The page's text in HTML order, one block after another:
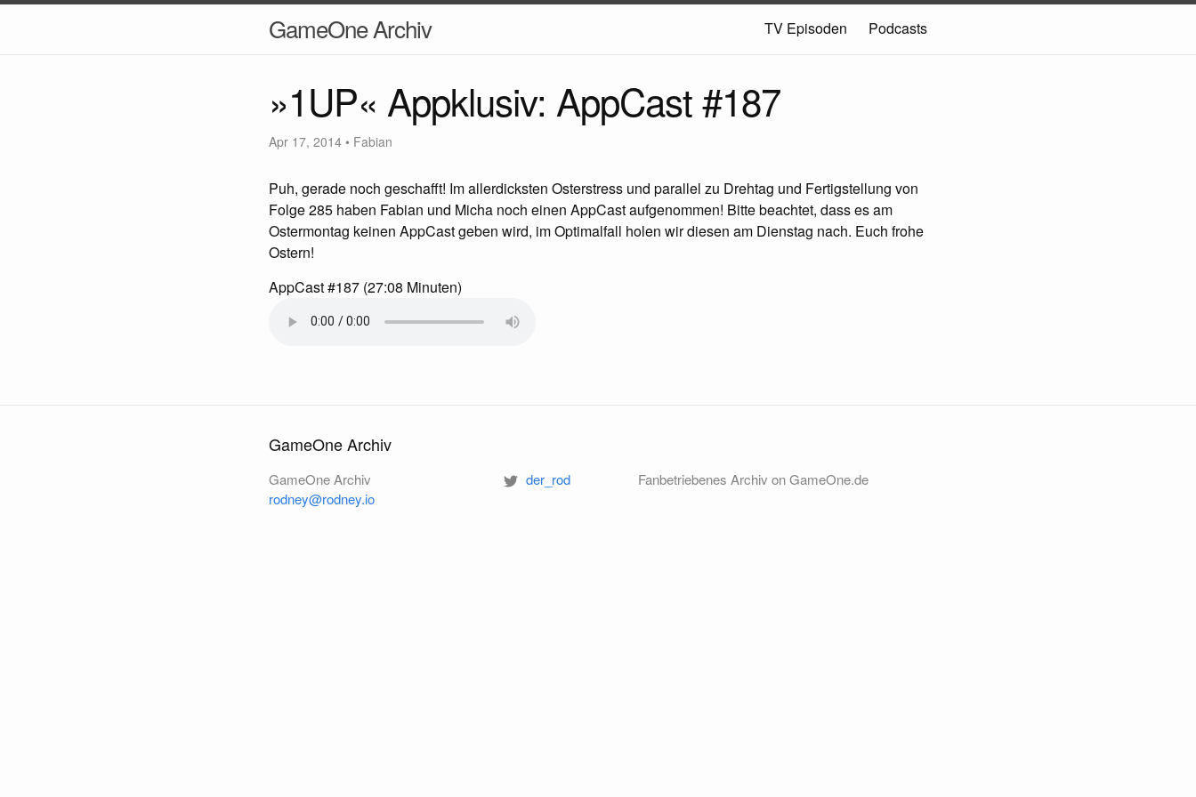
GameOne Archiv TV Episoden Podcasts
»1UP« Appklusiv: AppCast #187
Apr 17, 2014 • Fabian
Puh, gerade noch geschafft! Im allerdicksten Osterstress und parallel zu Drehtag und Fertigstellung von
Folge 285 haben Fabian und Micha noch einen AppCast aufgenommen! Bitte beachtet, dass es am
Ostermontag keinen AppCast geben wird, im Optimalfall holen wir diesen am Dienstag nach. Euch frohe
Ostern!
AppCast #187 (27:08 Minuten)
GameOne Archiv
GameOne Archiv
rodney@rodney.io
der_rod Fanbetriebenes Archiv on GameOne.de